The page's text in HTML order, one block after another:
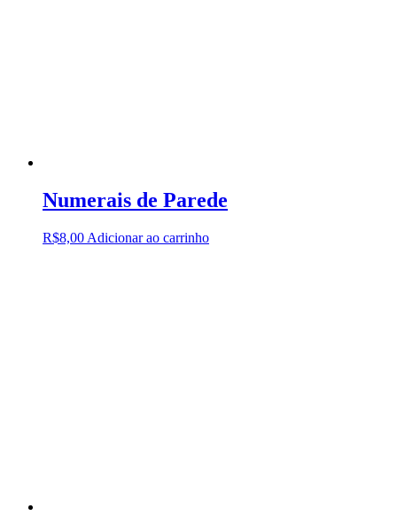
Numerais de Parede
R$8,00 Adicionar ao carrinho